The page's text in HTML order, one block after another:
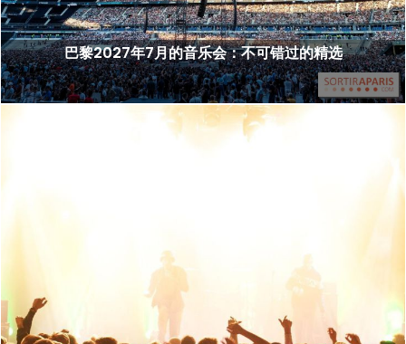
巴黎2027年7月的音乐会：不可错过的精选